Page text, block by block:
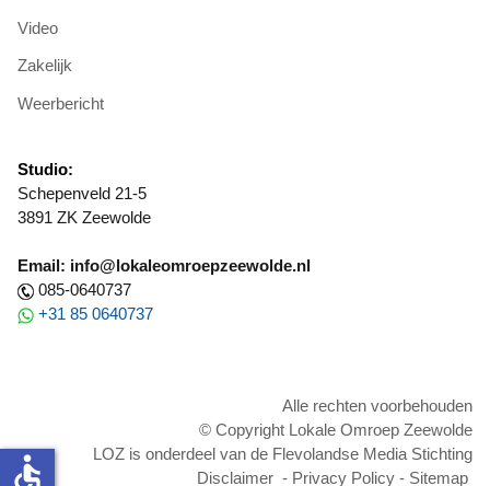
Video
Zakelijk
Weerbericht
Studio:
Schepenveld 21-5
3891 ZK Zeewolde
Email: info@lokaleomroepzeewolde.nl
085-0640737
+31 85 0640737
Alle rechten voorbehouden
© Copyright Lokale Omroep Zeewolde
LOZ is onderdeel van de Flevolandse Media Stichting
Disclaimer - Privacy Policy - Sitemap
accessible